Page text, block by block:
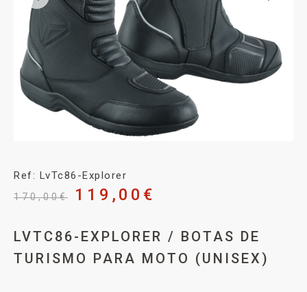
Ref: LvTc86-Explorer
170,00€ 119,00 €
LVTC86-EXPLORER / BOTAS DE
TURISMO PARA MOTO (UNISEX)